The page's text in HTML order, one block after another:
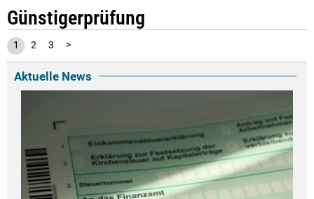
Günstigerprüfung
1 2 3 >
Aktuelle News